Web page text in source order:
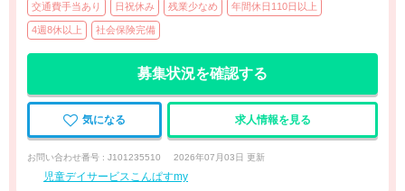
交通費手当あり 日祝休み 残業少なめ 年間休日110日以上
4週8休以上 社会保険完備
募集状況を確認する
気になる 求人情報を見る
お問い合わせ番号 : J101235510 2026年07月03日 更新
児童デイサービスこんぱすmy